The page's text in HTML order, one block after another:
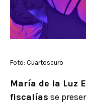
Foto: Cuartoscuro
María de la Luz
fiscalías se